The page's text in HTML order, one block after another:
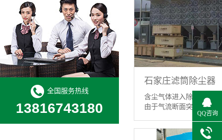
全国服务热线
13816743180
石家庄滤筒除尘器
含尘气体进入除尘器
由于气流断面突然扩大
QQ咨询